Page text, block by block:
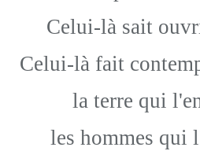
Celui-là sait
Celui-là fait
la terre qui
les hommes qui